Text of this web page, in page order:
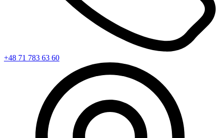
+48 71 783 63 60